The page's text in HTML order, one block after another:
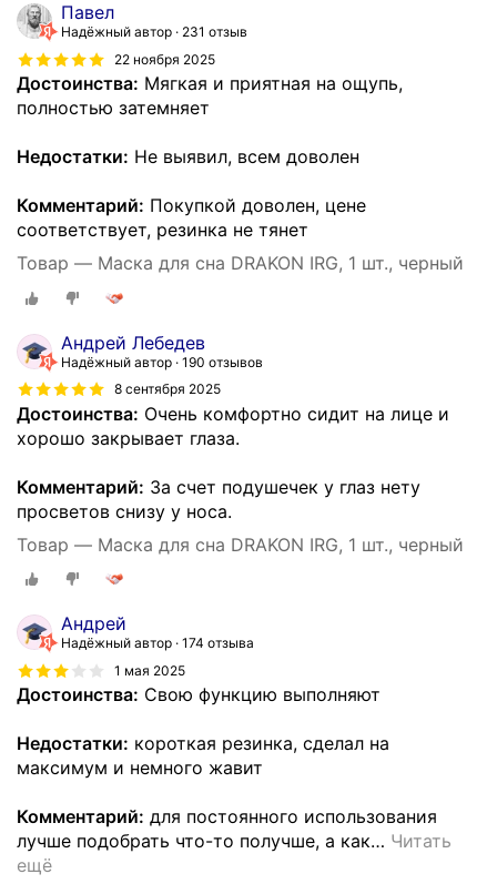
Павел
Надёжный автор
231 отзыв
22 ноября 2025
Достоинства: Мягкая и приятная на ощупь,
полностью затемняет
Недостатки: Не выявил, всем доволен
Комментарий: Покупкой доволен, цене
соответствует, резинка не тянет
Товар — Маска для сна DRAKON IRG, 1 шт., черный
Андрей Лебедев
Надёжный автор 190 отзывов
8 сентября 2025
Достоинства: Очень комфортно сидит на лице и
хорошо закрывает глаза.
Комментарий: За счет подушечек у глаз нету
просветов снизу у носа.
Товар — Маска для сна DRAKON IRG, 1 шт., черный
Андрей
Надёжный автор 174 отзыва
1 мая 2025
Достоинства: Свою функцию выполняют
Недостатки: короткая резинка, сделал на
максимум и немного жавит
Комментарий: для постоянного использования
лучше подобрать что-то получше, а как… Читать
ещё